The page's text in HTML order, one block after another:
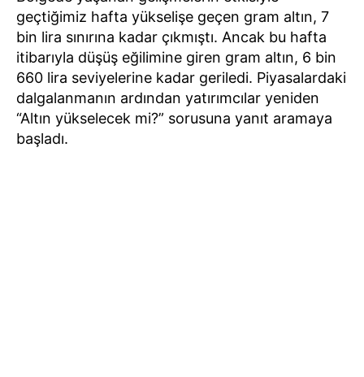
geçtiğimiz hafta yükselişe geçen gram altın, 7
bin lira sınırına kadar çıkmıştı. Ancak bu hafta
itibarıyla düşüş eğilimine giren gram altın, 6 bin
660 lira seviyelerine kadar geriledi. Piyasalardaki
dalgalanmanın ardından yatırımcılar yeniden
“Altın yükselecek mi?” sorusuna yanıt aramaya
başladı.